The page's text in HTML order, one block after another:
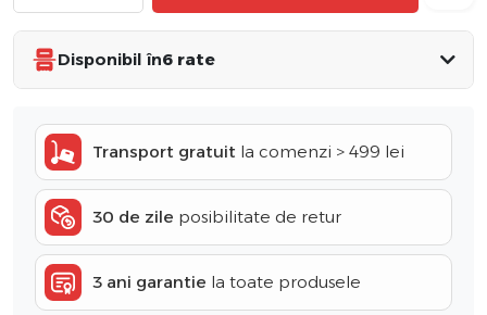
Disponibil în6 rate
Transport gratuit la comenzi > 499 lei
30 de zile posibilitate de retur
3 ani garantie la toate produsele